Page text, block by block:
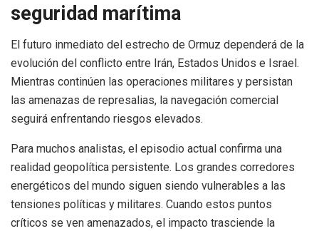
seguridad marítima
El futuro inmediato del estrecho de Ormuz dependerá de la
evolución del conflicto entre Irán, Estados Unidos e Israel.
Mientras continúen las operaciones militares y persistan
las amenazas de represalias, la navegación comercial
seguirá enfrentando riesgos elevados.
Para muchos analistas, el episodio actual confirma una
realidad geopolítica persistente. Los grandes corredores
energéticos del mundo siguen siendo vulnerables a las
tensiones políticas y militares. Cuando estos puntos
críticos se ven amenazados, el impacto trasciende la